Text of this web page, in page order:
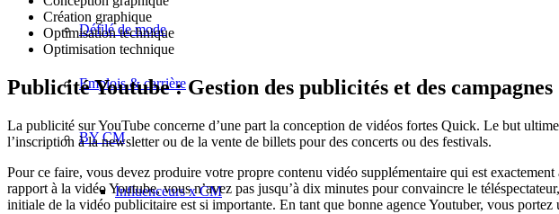
Défilé de mode
Emplois & carrière
BY CM
Influenceurs x CM
Création graphique
Optimisation technique
Optimisation technique
Publicité Youtube : Gestion des publicités et des campagnes
La publicité sur YouTube concerne d’une part la conception de vidéos fortes Quick. Le but
l’inscription à la newsletter ou de la vente de billets pour des concerts ou des festivals.
Pour ce faire, vous devez produire votre propre contenu vidéo supplémentaire qui est
rapport à la vidéo Youtube, vous n’avez pas jusqu’à dix minutes pour convaincre le
initiale de la vidéo publicitaire est si importante. En tant que bonne agence Youtuber, vous portez